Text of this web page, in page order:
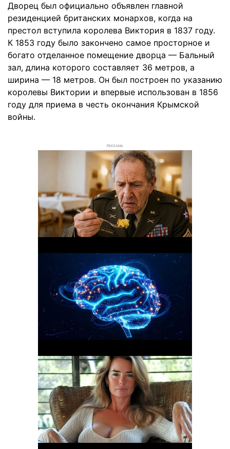
Дворец был официально объявлен главной
резиденцией британских монархов, когда на
престол вступила королева Виктория в 1837 году.
К 1853 году было закончено самое просторное и
богато отделанное помещение дворца — Бальный
зал, длина которого составляет 36 метров, а
ширина — 18 метров. Он был построен по указанию
королевы Виктории и впервые использован в 1856
году для приема в честь окончания Крымской
войны.
РЕКЛАМА